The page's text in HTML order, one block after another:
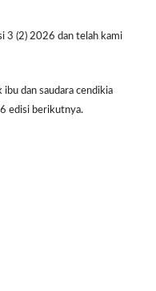
3 (2) 2026 dan telah kami
dan saudara cendikia
edisi berikutnya.